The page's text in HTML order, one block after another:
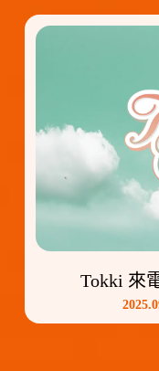
Tokki 來